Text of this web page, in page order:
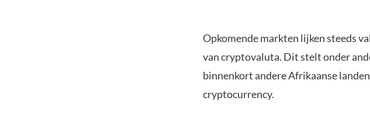
Opkomende markten lijken steeds
van cryptovaluta. Dit stelt onder
binnenkort andere Afrikaanse
cryptocurrency.